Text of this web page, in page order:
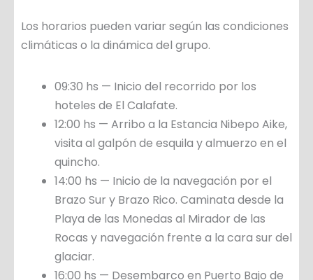
Los horarios pueden variar según las condiciones
climáticas o la dinámica del grupo.
09:30 hs — Inicio del recorrido por los
hoteles de El Calafate.
12:00 hs — Arribo a la Estancia Nibepo Aike,
visita al galpón de esquila y almuerzo en el
quincho.
14:00 hs — Inicio de la navegación por el
Brazo Sur y Brazo Rico. Caminata desde la
Playa de las Monedas al Mirador de las
Rocas y navegación frente a la cara sur del
glaciar.
16:00 hs — Desembarco en Puerto Bajo de